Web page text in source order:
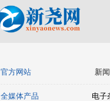
官方网站 新闻
全媒体产品 电子